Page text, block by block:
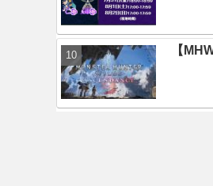
【